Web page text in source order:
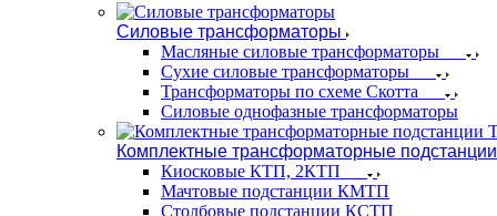
Силовые трансформаторы
Масляные силовые трансформаторы
Сухие силовые трансформаторы
Трансформаторы по схеме Скотта
Силовые однофазные трансформаторы
Комплектные трансформаторные
Киосковые КТП, 2КТП
Мачтовые подстанции КМТП
Столбовые подстанции КСТП